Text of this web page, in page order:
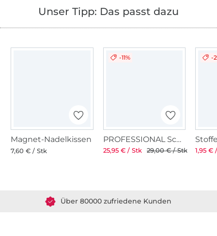
Unser Tipp: Das passt dazu
Magnet-Nadelkissen
7,60 € / Stk
-11%
PROFESSIONAL Schneiderschere 8" 21 cm
25,95 € / Stk 29,00 € / Stk
-
1,95 €
Über 80000 zufriedene Kunden